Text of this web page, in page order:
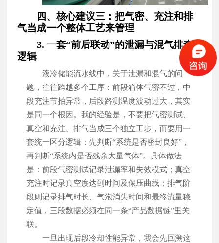
四、核心建议三：把气密、充注和排
气当成一个整体工艺来管理
3. 一套“前后联动”的泄漏与混气排查
逻辑
液冷储能流水线中，关于泄漏和混气的问
题，往往跨越多个工序：前段箱体气密不过，中
段充注节拍异常，后段路测温度波动过大，其实
是同一个根因。我的经验是，不要把气密测试、
真空和充注、排气当成三个独立工步，而要用一
套统一区分逻辑：先判断“系统是否密封良好”，
再判断“系统内是否残余大量气体”。具体做法
是：前段气密测试记录泄漏率和失效模式；真空
充注时记录真空度达到时间及保压曲线；排气阶
段则记录排气时长、气泡消失时间和最终流量稳
定值，三段数据必须在同一条“产品数据链”里关
联。
一旦出现后段冷却性能异常，我会先回溯这